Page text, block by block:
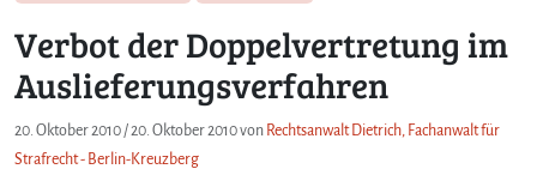
Verbot der Doppelvertretung im
Auslieferungsverfahren
20. Oktober 2010 /20. Oktober 2010von Rechtsanwalt Dietrich, Fachanwalt für
Strafrecht - Berlin-Kreuzberg